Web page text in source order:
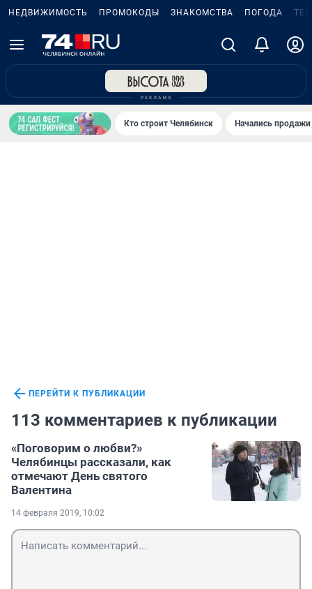
НЕДВИЖИМОСТЬ ПРОМОКОДЫ ЗНАКОМСТВА ПОГОДА
Кто строит Челябинск Начались продажи
ПЕРЕЙТИ К ПУБЛИКАЦИИ
113 комментариев к публикации
«Поговорим о любви?»
Челябинцы рассказали, как
отмечают День святого
Валентина
14 февраля 2019, 10:02